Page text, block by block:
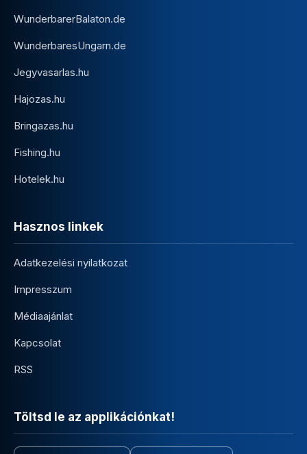
WunderbarerBalaton.de
WunderbaresUngarn.de
Jegyvasarlas.hu
Hajozas.hu
Bringazas.hu
Fishing.hu
Hotelek.hu
Hasznos linkek
Adatkezelési nyilatkozat
Impresszum
Médiaajánlat
Kapcsolat
RSS
Töltsd le az applikációnkat!